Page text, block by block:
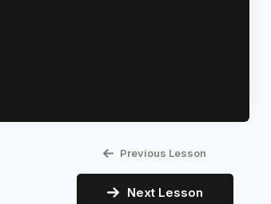
Previous Lesson
Next Lesson